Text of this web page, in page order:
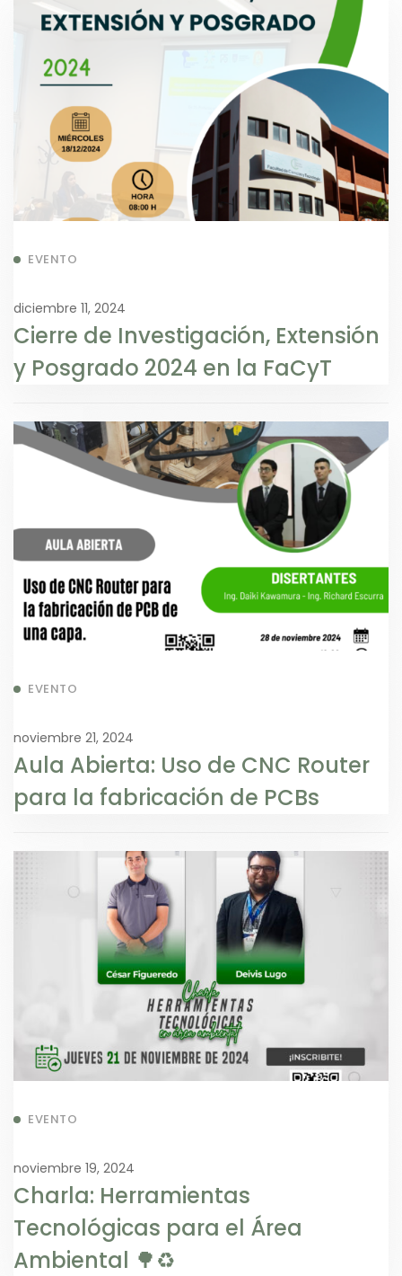
EVENTO
diciembre 11, 2024
Cierre de Investigación, Extensión
y Posgrado 2024 en la FaCyT
EVENTO
noviembre 21, 2024
Aula Abierta: Uso de CNC Router
para la fabricación de PCBs
EVENTO
noviembre 19, 2024
Charla: Herramientas
Tecnológicas para el Área
Ambiental 🌳♻️